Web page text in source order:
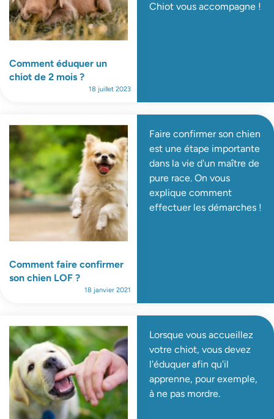
Comment éduquer un
chiot de 2 mois ?
18 juillet 2023
Chiot vous accompagne !
Comment faire confirmer
son chien LOF ?
18 janvier 2021
Faire confirmer son chien
est une étape importante
dans la vie d'un maître de
pure race. On vous
explique comment
effectuer les démarches !
Lorsque vous accueillez
votre chiot, vous devez
l'éduquer afin qu'il
apprenne, pour exemple,
à ne pas mordre.